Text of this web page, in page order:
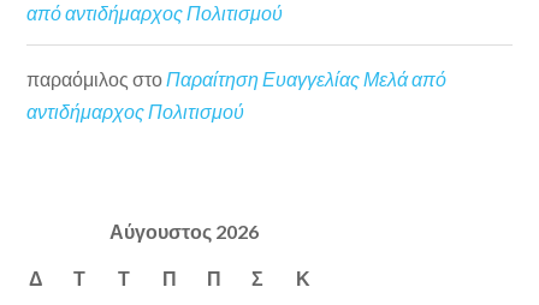
από αντιδήμαρχος Πολιτισμού
παραόμιλος στο Παραίτηση Ευαγγελίας Μελά από
αντιδήμαρχος Πολιτισμού
Αύγουστος 2026
Δ Τ Τ Π Π Σ Κ